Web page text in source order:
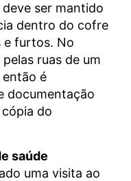
ser mantido
dentro do cofre
e furtos. No
ruas de um
é
documentação
do
saúde
uma visita ao